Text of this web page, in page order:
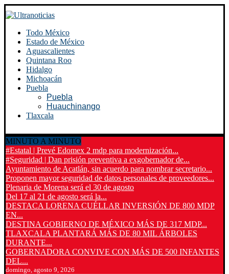
Todo México
Estado de México
Aguascalientes
Quintana Roo
Hidalgo
Michoacán
Puebla
Puebla
Huauchinango
Tlaxcala
MINUTO A MINUTO
#Estatal | Prevé Edomex 2 mdp para modernización...
#Seguridad | Dan prisión preventiva a exgobernador de...
Ayuntamiento de Acatlán, sin acuerdo para nombrar secretario...
Proponen mayor seguridad de datos personales de proveedores...
Plenaria de Morena será el 30 de agosto
Del 17 al 21 de agosto será la...
DESTACA LORENA CUÉLLAR INVERSIÓN DE 800 MDP
EN...
DESTINA GOBIERNO DE MÉXICO MÁS DE 317 MDP...
TLAXCALA PLANTARÁ MÁS DE 80 MIL ÁRBOLES
DURANTE...
GOBERNADORA CONVIVE CON MÁS DE 500 INFANTES
DEL...
domingo, agosto 9, 2026